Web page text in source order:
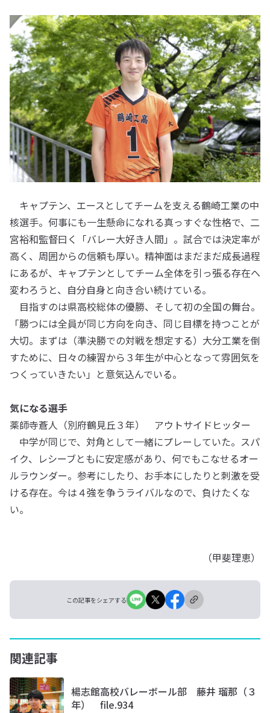
キャプテン、エースとしてチームを支える鶴崎工業の中
核選手。何事にも一生懸命になれる真っすぐな性格で、二
宮裕和監督曰く「バレー大好き人間」。試合では決定率が
高く、周囲からの信頼も厚い。精神面はまだまだ成長過程
にあるが、キャプテンとしてチーム全体を引っ張る存在へ
変わろうと、自分自身と向き合い続けている。
目指すのは県高校総体の優勝、そして初の全国の舞台。
「勝つには全員が同じ方向を向き、同じ目標を持つことが
大切。まずは（準決勝での対戦を想定する）大分工業を倒
すために、日々の練習から３年生が中心となって雰囲気を
つくっていきたい」と意気込んでいる。
気になる選手
薬師寺蒼人（別府鶴見丘３年） アウトサイドヒッター
中学が同じで、対角として一緒にプレーしていた。スパ
イク、レシーブともに安定感があり、何でもこなせるオー
ルラウンダー。参考にしたり、お手本にしたりと刺激を受
ける存在。今は４強を争うライバルなので、負けたくな
い。
（甲斐理恵）
この記事をシェアする
関連記事
楊志館高校バレーボール部 藤井 瑠那（３
年） file.934